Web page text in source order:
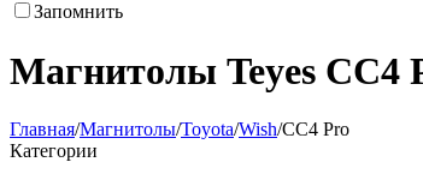
Запомнить
Магнитолы Teyes CC4
Главная/Магнитолы/Toyota/Wish/CC4 Pro
Категории